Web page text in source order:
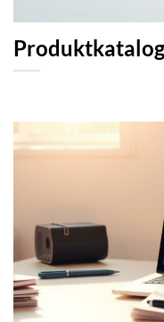
Produktkatalog